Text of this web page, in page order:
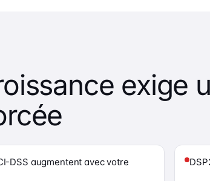
exige
DSS augmentent avec votre